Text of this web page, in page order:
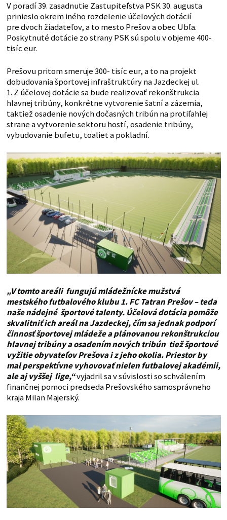
V poradí 39. zasadnutie Zastupiteľstva PSK 30. augusta
prinieslo okrem iného rozdelenie účelových dotácií
pre dvoch žiadateľov, a to mesto Prešov a obec Ubľa.
Poskytnuté dotácie zo strany PSK sú spolu v objeme 400-
tisíc eur.
Prešovu pritom smeruje 300- tisíc eur, a to na projekt
dobudovania športovej infraštruktúry na Jazdeckej ul.
1. Z účelovej dotácie sa bude realizovať rekonštrukcia
hlavnej tribúny, konkrétne vytvorenie šatní a zázemia,
taktiež osadenie nových dočasných tribún na protiľahlej
strane a vytvorenie sektoru hostí, osadenie tribúny,
vybudovanie bufetu, toaliet a pokladní.
„V tomto areáli fungujú mládežnícke mužstvá
mestského futbalového klubu 1. FC Tatran Prešov – teda
naše nádejné športové talenty. Účelová dotácia pomôže
skvalitniť ich areál na Jazdeckej, čím sa jednak podporí
činnosť športovej mládeže a plánovanou rekonštrukciou
hlavnej tribúny a osadením nových tribún tiež športové
vyžitie obyvateľov Prešova i z jeho okolia. Priestor by
mal perspektívne vyhovovať nielen futbalovej akadémii,
ale aj vyššej lige,“vyjadril sa v súvislosti so schválením
finančnej pomoci predseda Prešovského samosprávneho
kraja Milan Majerský.